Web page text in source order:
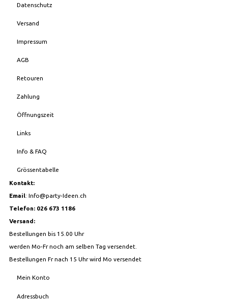
Datenschutz
Versand
Impressum
AGB
Retouren
Zahlung
Öffnungszeit
Links
Info & FAQ
Grössentabelle
Kontakt:
Email: Info@party-Ideen.ch
Telefon: 026 673 1186
Versand:
Bestellungen bis 15.00 Uhr
werden Mo-Fr noch am selben Tag versendet.
Bestellungen Fr nach 15 Uhr wird Mo versendet
Mein Konto
Adressbuch